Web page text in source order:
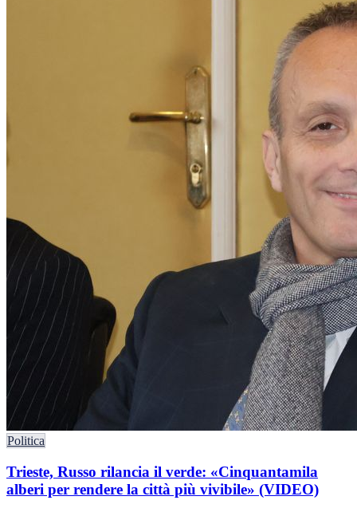
Politica
Trieste, Russo rilancia il verde: «Cinquantamila
alberi per rendere la città più vivibile» (VIDEO)